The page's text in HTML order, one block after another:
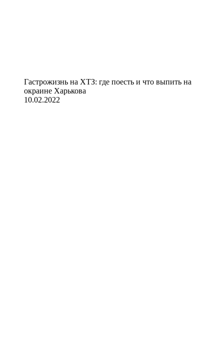
Гастрожизнь на ХТЗ: где поесть и что выпить на
окраине Харькова
10.02.2022